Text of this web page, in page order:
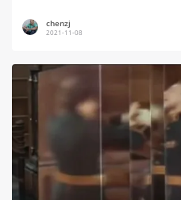
chenzj
2021-11-08